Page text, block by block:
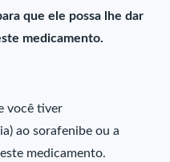
que ele possa lhe dar
medicamento.
você tiver
ao sorafenibe ou a
medicamento.